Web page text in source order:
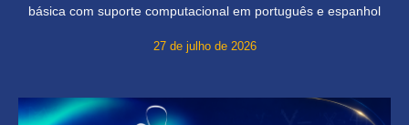
básica com suporte computacional em português e espanhol
27 de julho de 2026